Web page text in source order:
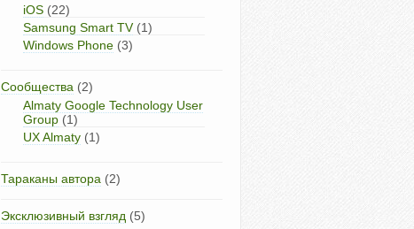
iOS(22)
Samsung Smart TV(1)
Windows Phone(3)
Сообщества (2)
Almaty Google Technology User
Group(1)
UX Almaty(1)
Тараканы автора (2)
Эксклюзивный взгляд (5)